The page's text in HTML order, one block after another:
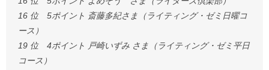
16 位 5ポイント 斎藤多紀さま（ライティング・ゼミ日曜コ
ース）
19 位 4ポイント 戸崎いずみ さま（ライティング・ゼミ平日
コース）